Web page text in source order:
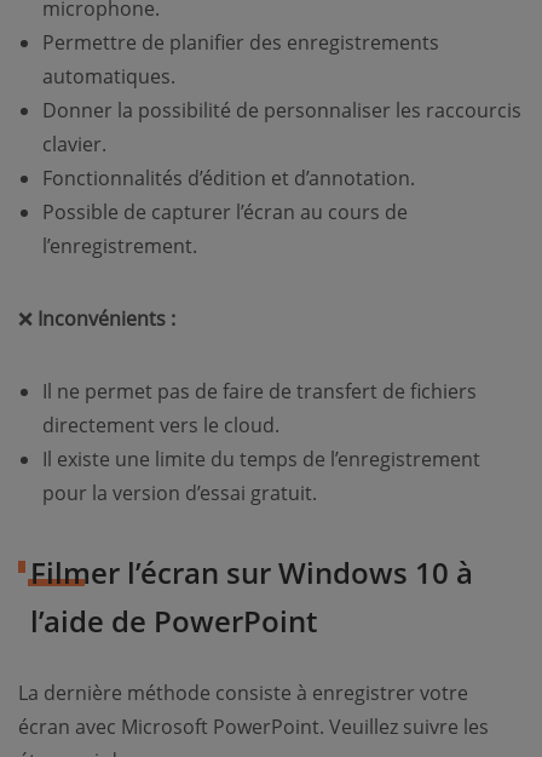
microphone.
Permettre de planifier des enregistrements
automatiques.
Donner la possibilité de personnaliser les raccourcis
clavier.
Fonctionnalités d’édition et d’annotation.
Possible de capturer l’écran au cours de
l’enregistrement.
❌ Inconvénients :
Il ne permet pas de faire de transfert de fichiers
directement vers le cloud.
Il existe une limite du temps de l’enregistrement
pour la version d’essai gratuit.
Filmer l’écran sur Windows 10 à
l’aide de PowerPoint
La dernière méthode consiste à enregistrer votre
écran avec Microsoft PowerPoint. Veuillez suivre les